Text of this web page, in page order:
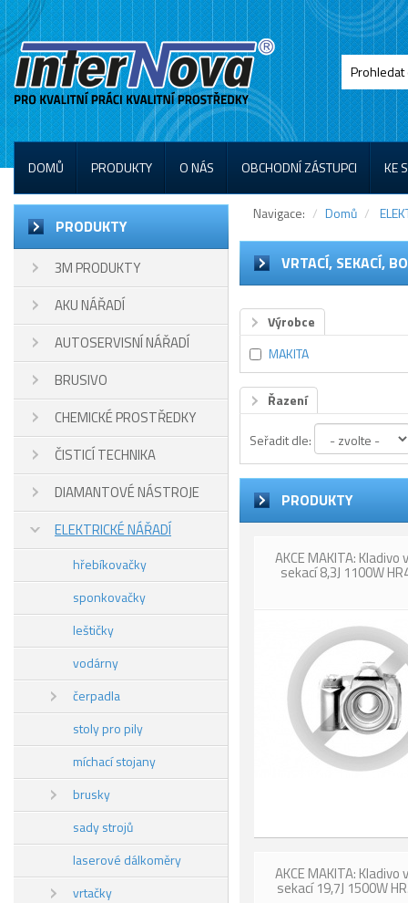
DOMŮ PRODUKTY O NÁS OBCHODNÍ ZÁSTUPCI KE
PRODUKTY
3M PRODUKTY
AKU NÁŘADÍ
AUTOSERVISNÍ NÁŘADÍ
BRUSIVO
CHEMICKÉ PROSTŘEDKY
ČISTICÍ TECHNIKA
DIAMANTOVÉ NÁSTROJE
ELEKTRICKÉ NÁŘADÍ
hřebíkovačky
sponkovačky
leštičky
vodárny
čerpadla
stoly pro pily
míchací stojany
brusky
sady strojů
laserové dálkoměry
vrtačky
Navigace: Domů
VRTACÍ, SEKACÍ,
Výrobce
MAKITA
Řazení
Seřadit dle:
PRODUKTY
AKCE MAKITA: Kladivo
sekací 8,3J 1100W
AKCE MAKITA: Kladivo
sekací 19,7J 1500W